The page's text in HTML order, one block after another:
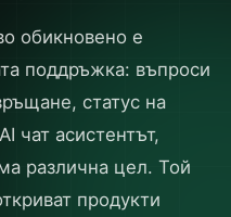
обикновено е
поддръжка: въпроси
статус на
чат асистентът,
различна цел. Той
продукти